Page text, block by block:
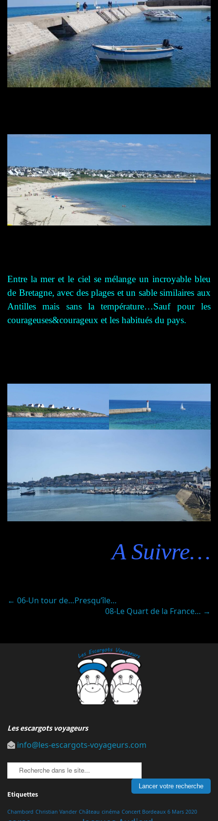
Entre la mer et le ciel se mélange un incroyable bleu
de Bretagne, avec des plages et un sable similaires aux
Antilles mais sans la température…Sauf pour les
courageuses&courageux et les habitués du pays.
A Suivre…
Post
← 06-Un tour de…Presqu’île…
08-Le Quart de la France… →
Les escargots voyageurs
info@les-escargots-voyageurs.com
Etiquettes
Chambord Christian Vander Château cinéma Concert Bordeaux 6 Mars 2020